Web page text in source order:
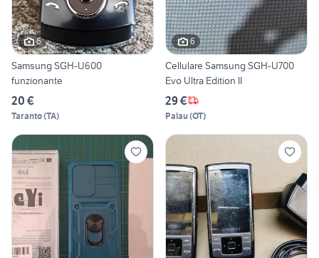
6
Samsung SGH-U600
funzionante
20 €
Taranto(TA)
6
Cellulare Samsung SGH-U700
Evo Ultra Edition II
29 €
Palau(OT)